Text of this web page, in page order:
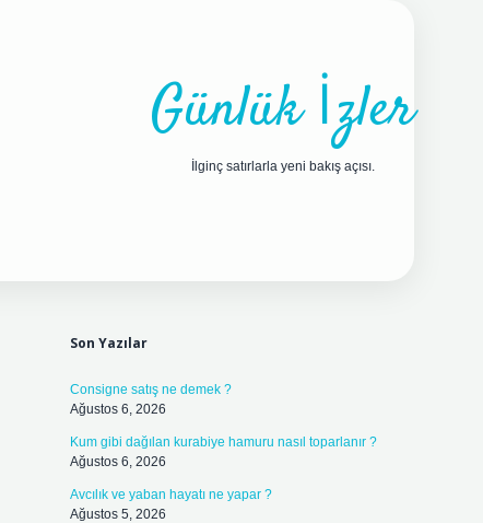
Günlük İzler
İlginç satırlarla yeni bakış açısı.
Son Yazılar
Consigne satış ne demek ?
Ağustos 6, 2026
Kum gibi dağılan kurabiye hamuru nasıl toparlanır ?
Ağustos 6, 2026
Avcılık ve yaban hayatı ne yapar ?
Ağustos 5, 2026